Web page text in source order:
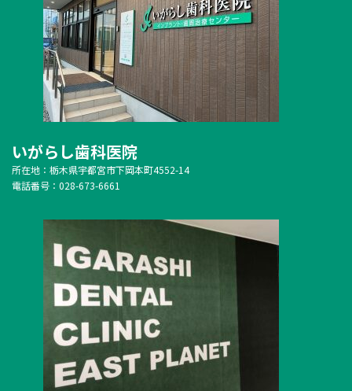
いがらし歯科医院
所在地：栃木県宇都宮市下岡本町4552-14
電話番号：028-673-6661